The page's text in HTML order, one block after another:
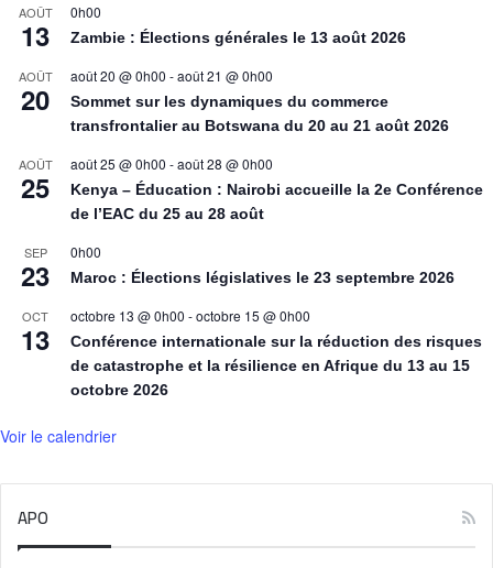
AOÛT
13
0h00
Zambie : Élections générales le 13 août 2026
AOÛT
20
août 20 @ 0h00 -août 21 @ 0h00
Sommet sur les dynamiques du commerce
transfrontalier au Botswana du 20 au 21 août 2026
AOÛT
25
août 25 @ 0h00 -août 28 @ 0h00
Kenya – Éducation : Nairobi accueille la 2e Conférence
de l’EAC du 25 au 28 août
SEP
23
0h00
Maroc : Élections législatives le 23 septembre 2026
OCT
13
octobre 13 @ 0h00 -octobre 15 @ 0h00
Conférence internationale sur la réduction des risques
de catastrophe et la résilience en Afrique du 13 au 15
octobre 2026
Voir le calendrier
APO